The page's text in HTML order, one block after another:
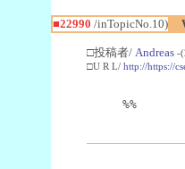
■22990 /inTopicNo.10)
□投稿者/ Andreas -
□U R L/ http://https://
%%